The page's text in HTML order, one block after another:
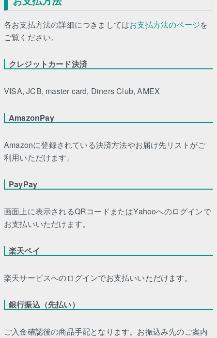
各お支払方法の詳細につきましてはお支払方法のページを
ご覧ください。
クレジットカード決済
VISA, JCB, master card, Diners Club, AMEX
AmazonPay
Amazonに登録されている決済方法やお届け先リストがご
利用いただけます。
PayPay
画面上に表示されるQRコードまたはYahooへのログインで
お支払いいただけます。
楽天ペイ
楽天サービスへのログインでお支払いいただけます。
銀行振込（先払い）
ご入金確認後の商品手配となります。お振込み先のご案内